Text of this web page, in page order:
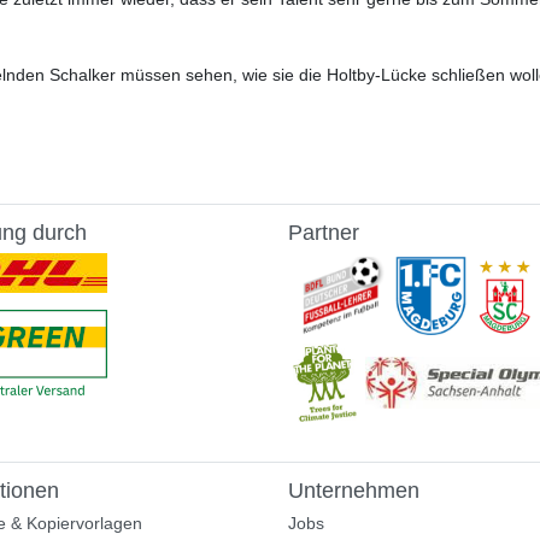
Schalker müssen sehen, wie sie die Holtby-Lücke schließen
durch Partner
& Kopiervorlagen
Unternehmen
Jobs